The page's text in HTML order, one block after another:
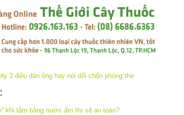
khi tắm bằng nước ấm thì sẽ an toàn?